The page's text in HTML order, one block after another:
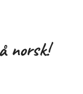
norsk!